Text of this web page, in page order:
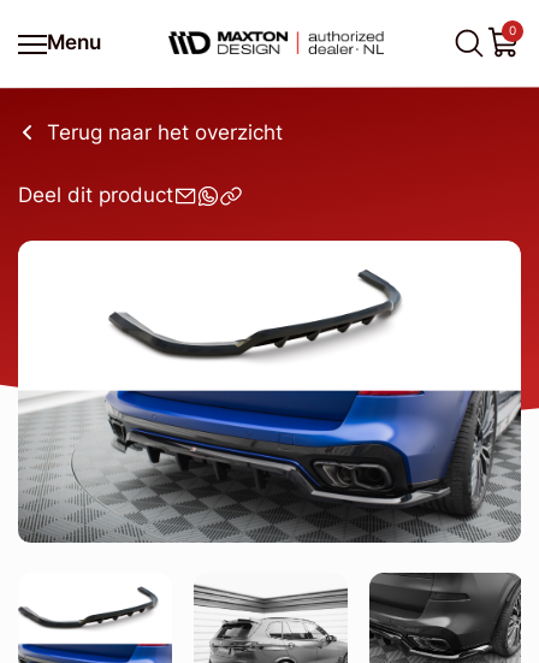
Menu
0
Terug naar het overzicht
Deel dit product